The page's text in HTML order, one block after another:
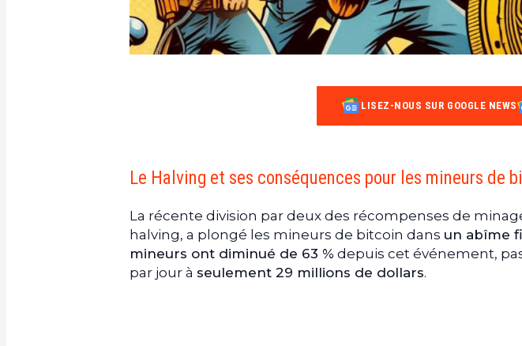
LISEZ-NOUS SUR GOOGLE NEWS
Le Halving et ses conséquences pour les mineurs de
La récente division par deux des récompenses de
halving, a plongé les mineurs de bitcoin dans un abîme
mineurs ont diminué de 63 % depuis cet événement,
par jour à seulement 29 millions de dollars.